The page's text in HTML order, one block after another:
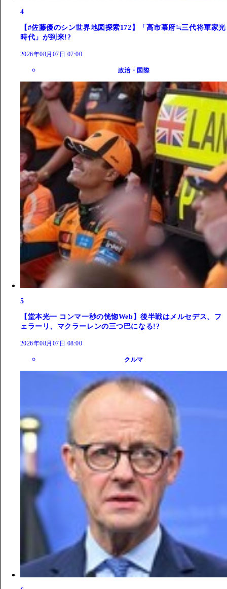
4
【#佐藤優のシン世界地図探索172】「高市幕府≒三代将軍家光
時代」が到来!?
2026年08月07日 07:00
政治・国際
5
【堂本光一 コンマ一秒の恍惚Web】後半戦はメルセデス、フ
ェラーリ、マクラーレンの三つ巴になる!?
2026年08月07日 08:00
クルマ